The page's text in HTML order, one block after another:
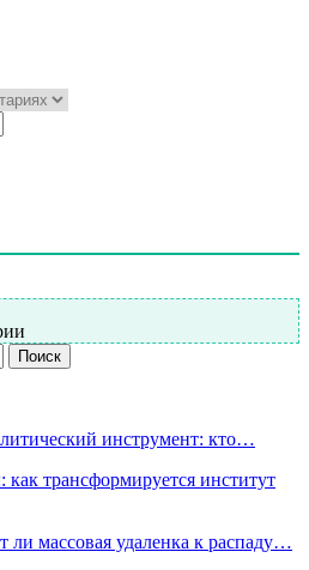
инструмент: кто…
трансформируется институт
ли массовая удаленка к распаду…